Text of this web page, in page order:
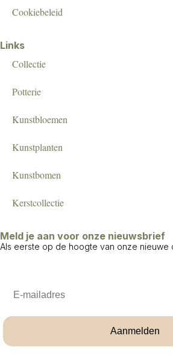
Cookiebeleid
Links
Collectie
Potterie
Kunstbloemen
Kunstplanten
Kunstbomen
Kerstcollectie
Meld je aan voor onze nieuwsbrief
Als eerste op de hoogte van onze nieuwe
Aanmelden